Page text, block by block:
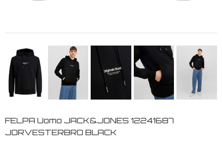
FELPA Uomo JACK&JONES 12241687
JORVESTERBRO BLACK